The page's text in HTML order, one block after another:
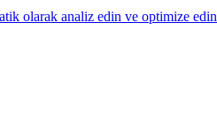
olarak analiz edin ve optimize edin